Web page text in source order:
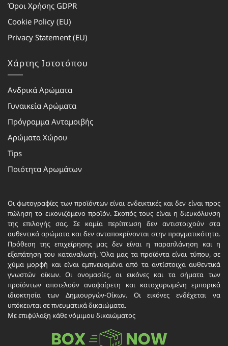
Όροι Χρήσης GDPR
Cookie Policy (EU)
Privacy Statement (EU)
Χάρτης Ιστοτόπου
Ανδρικά Αρώματα
Γυναικεία Αρώματα
Πρόγραμμα Ανταμοιβής
Αρώματα Χώρου
Tips
Ποιότητα Αρωμάτων
Οι φωτογραφίες των προϊόντων είναι ενδεικτικές και δεν είναι προς
πώληση το εικονιζόμενο προϊόν. Σκοπός τους είναι η διευκόλυνση
της επιλογής σας. Σε καμία περίπτωση δεν αντιστοιχούν στα
αυθεντικά αρώματα και δεν ανταποκρίνονται στην πραγματικότητα.
Πρόθεση της επιχείρησης μας δεν είναι η παραπλάνηση και η
εξαπάτηση του καταναλωτή. Όλα μας τα προϊόντα είναι τύπου, σε
χύμα μορφή και είναι εμπνευσμένα από τα αντίστοιχα αυθεντικά
γνωστών οίκων. Οι ονομασίες, οι εικόνες και τα σήματα των
προϊόντων αποτελούν αναφαίρετη και κατοχυρωμένη εμπορικά
ιδιοκτησία των Δημιουργών-Οίκων. Οι εικόνες ενδέχεται να
υπόκεινται σε πνευματικά δικαιώματα.
Με επιφύλαξη κάθε νόμιμου δικαιώματος